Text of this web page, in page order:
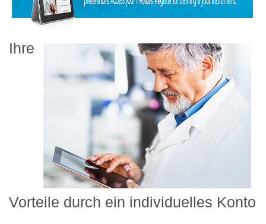
Ihre
Vorteile durch ein individuelles Konto